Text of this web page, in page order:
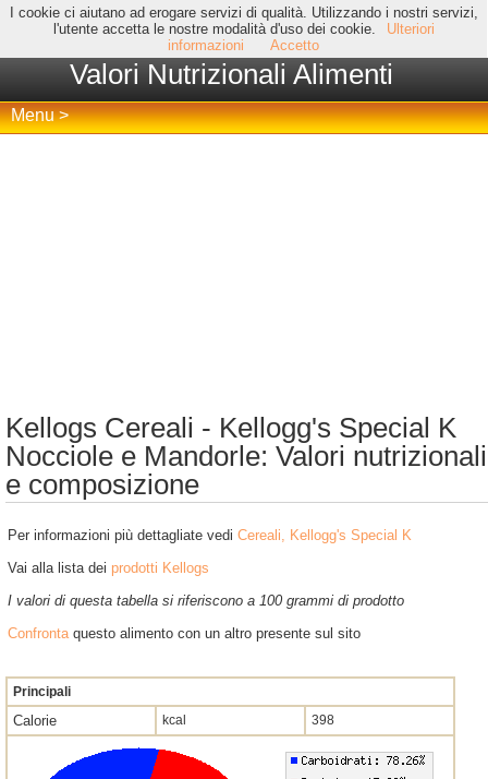
I cookie ci aiutano ad erogare servizi di qualità. Utilizzando i nostri servizi,
l'utente accetta le nostre modalità d'uso dei cookie.
Ulteriori
informazioni
Accetto
Valori Nutrizionali Alimenti
Menu >
Kellogs Cereali - Kellogg's Special K
Nocciole e Mandorle: Valori nutrizionali
e composizione
Per informazioni più dettagliate vedi Cereali, Kellogg's Special K
Vai alla lista dei prodotti Kellogs
I valori di questa tabella si riferiscono a 100 grammi di prodotto
Confrontaquesto alimento con un altro presente sul sito
Principali
Calorie kcal 398